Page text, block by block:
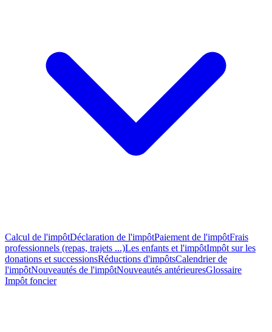
Calcul de l'impôtDéclaration de l'impôtPaiement de l'impôtFrais
professionnels (repas, trajets ...)Les enfants et l'impôtImpôt sur les
donations et successionsRéductions d'impôtsCalendrier de
l'impôtNouveautés de l'impôtNouveautés antérieuresGlossaire
Impôt foncier